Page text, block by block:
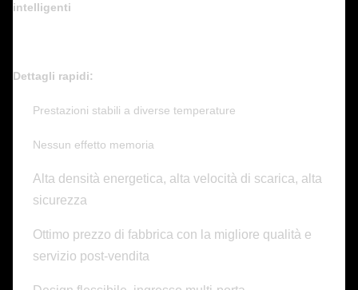
intelligenti
Dettagli rapidi:
Prestazioni stabili a diverse temperature
Nessun effetto memoria
Alta densità energetica, alta velocità di scarica, alta
sicurezza
Ottimo prezzo di fabbrica con la migliore qualità e
servizio post-vendita